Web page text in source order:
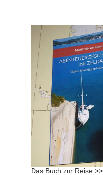
Das Buch zur Reise >>